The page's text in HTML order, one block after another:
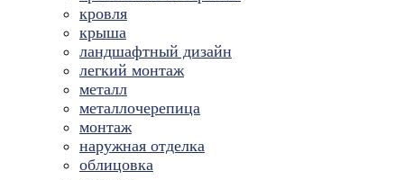
кровля
крыша
ландшафтный дизайн
легкий монтаж
металл
металлочерепица
монтаж
наружная отделка
облицовка